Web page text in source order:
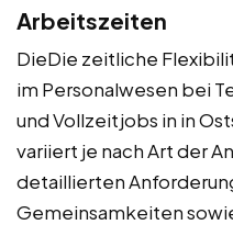
Arbeitszeiten
DieDie zeitliche
im Personalwesen bei
und Vollzeitjobs in in
variiert je nach Art der
detaillierten
Gemeinsamkeiten